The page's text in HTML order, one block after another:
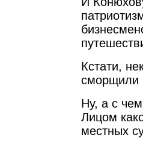
Кстати,
сморщили
Ну, а с
Лицом
местных